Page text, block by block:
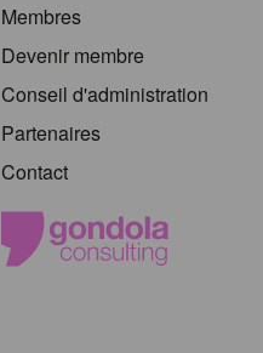
Membres
Devenir membre
Conseil d'administration
Partenaires
Contact